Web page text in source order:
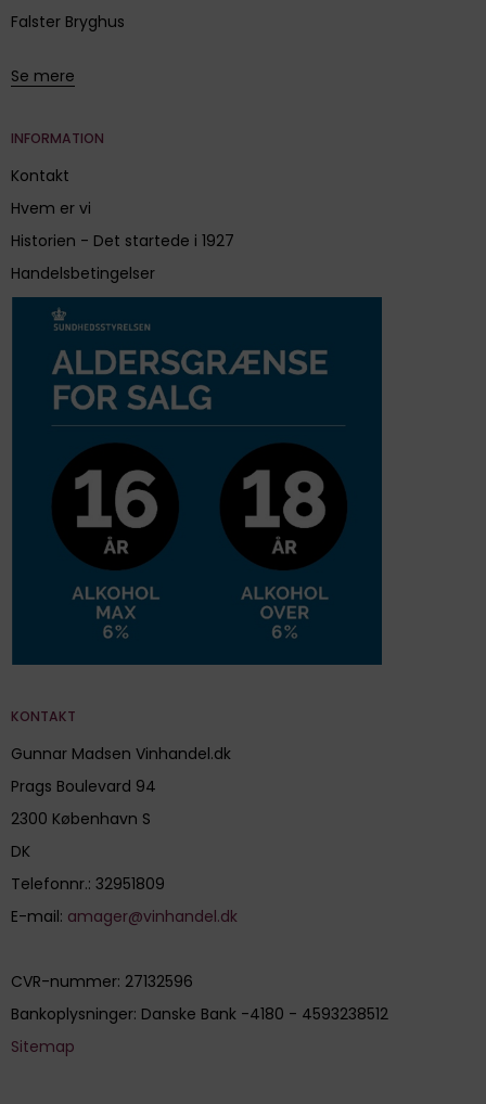
Falster Bryghus
Se mere
INFORMATION
Kontakt
Hvem er vi
Historien - Det startede i 1927
Handelsbetingelser
KONTAKT
Gunnar Madsen Vinhandel.dk
Prags Boulevard 94
2300 København S
DK
Telefonnr.: 32951809
E-mail: amager@vinhandel.dk
CVR-nummer: 27132596
Bankoplysninger: Danske Bank -4180 - 4593238512
Sitemap